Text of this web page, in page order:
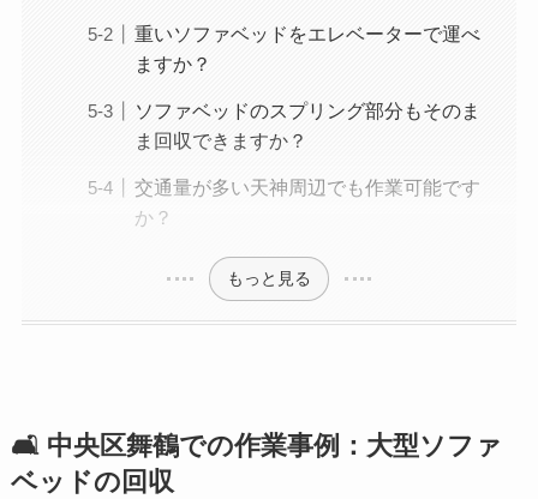
重いソファベッドをエレベーターで運べ
ますか？
ソファベッドのスプリング部分もそのま
ま回収できますか？
交通量が多い天神周辺でも作業可能です
か？
もっと見る
🛋️ 中央区舞鶴での作業事例：大型ソファ
ベッドの回収